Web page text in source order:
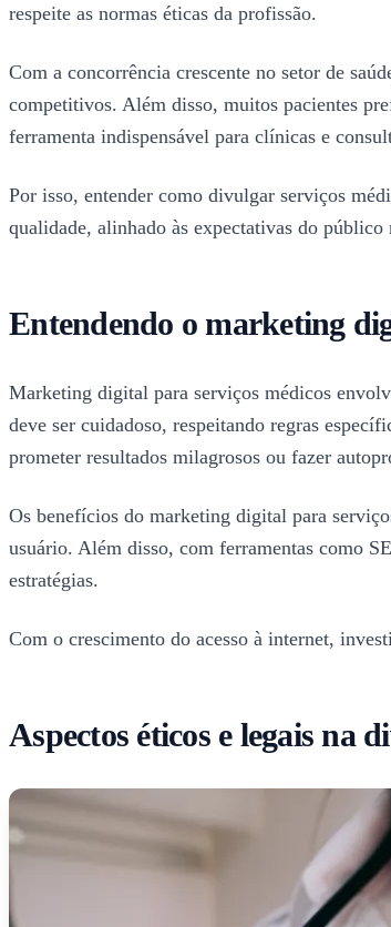
respeite as normas éticas da profissão.
Com a concorrência crescente no setor de
competitivos. Além disso, muitos pacientes
ferramenta indispensável para clínicas e
Por isso, entender como divulgar serviços
qualidade, alinhado às expectativas do público
Entendendo o marketing
Marketing digital para serviços médicos
deve ser cuidadoso, respeitando regras
prometer resultados milagrosos ou fazer
Os benefícios do marketing digital para
usuário. Além disso, com ferramentas como
estratégias.
Com o crescimento do acesso à internet,
Aspectos éticos e legais na